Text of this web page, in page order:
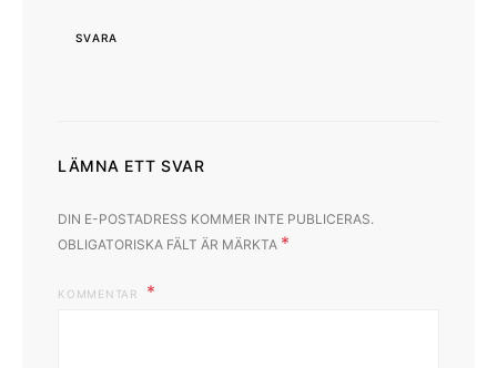
SVARA
LÄMNA ETT SVAR
DIN E-POSTADRESS KOMMER INTE PUBLICERAS.
OBLIGATORISKA FÄLT ÄR MÄRKTA *
KOMMENTAR